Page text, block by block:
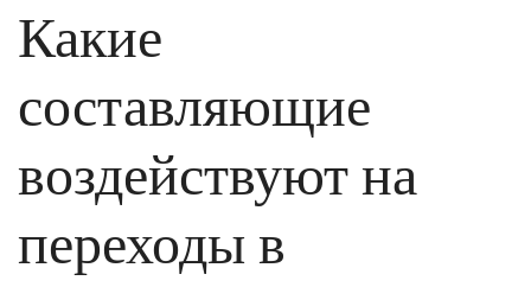
Какие
составляющие
воздействуют на
переходы в